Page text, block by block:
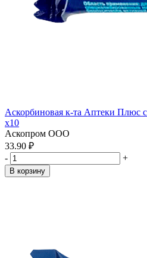
Аскорбиновая к-та Аптеки Плюс
x10
Аскопром ООО
33.90 ₽
-
+
В корзину